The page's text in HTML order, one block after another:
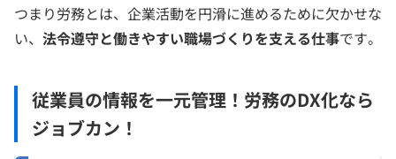
つまり労務とは、企業活動を円滑に進めるために欠かせな
い、 法令遵守と働きやすい職場づくりを支える仕事です。
従業員の情報を一元管理！労務のDX化なら
ジョブカン！